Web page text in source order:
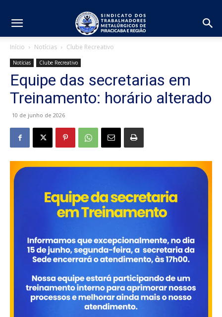
Início Notícias Clube Recreativo
Notícias Clube Recreativo
Equipe das secretarias em
Treinamento: horário alterado
10 de junho de 2026